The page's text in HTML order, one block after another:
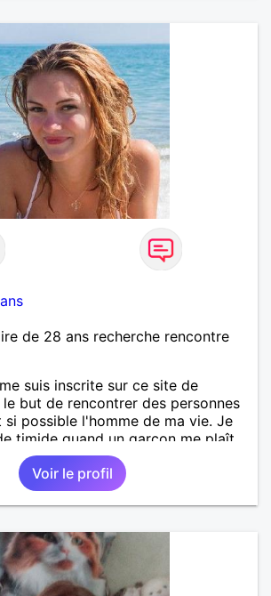
de 28 ans recherche rencontre
suis inscrite sur ce site de
but de rencontrer des personnes
si possible l'homme de ma vie. Je
timide quand un garçon me plaît
j'ai besoin d'être rassurée et c'est
je suis là.
Voir le profil